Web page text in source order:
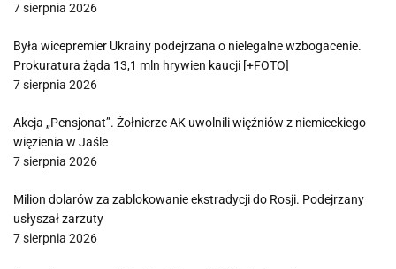
7 sierpnia 2026
Była wicepremier Ukrainy podejrzana o nielegalne wzbogacenie.
Prokuratura żąda 13,1 mln hrywien kaucji [+FOTO]
7 sierpnia 2026
Akcja „Pensjonat”. Żołnierze AK uwolnili więźniów z niemieckiego
więzienia w Jaśle
7 sierpnia 2026
Milion dolarów za zablokowanie ekstradycji do Rosji. Podejrzany
usłyszał zarzuty
7 sierpnia 2026